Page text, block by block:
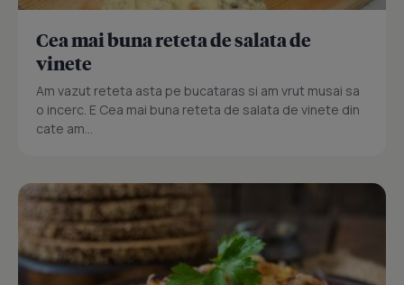
Cea mai buna reteta de salata de
vinete
Am vazut reteta asta pe bucataras si am vrut musai sa
o incerc. E Cea mai buna reteta de salata de vinete din
cate am...